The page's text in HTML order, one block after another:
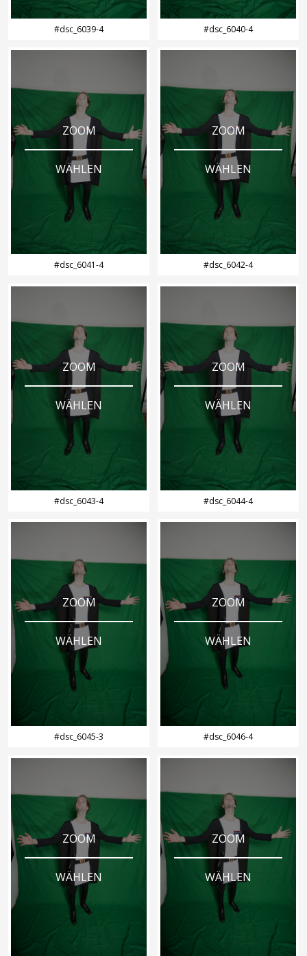
#dsc_6039-4 #dsc_6040-4
ZOOM
WÄHLEN
#dsc_6041-4
ZOOM
WÄHLEN
#dsc_6042-4
ZOOM
WÄHLEN
#dsc_6043-4
ZOOM
WÄHLEN
#dsc_6044-4
ZOOM
WÄHLEN
#dsc_6045-3
ZOOM
WÄHLEN
#dsc_6046-4
ZOOM
WÄHLEN
ZOOM
WÄHLEN